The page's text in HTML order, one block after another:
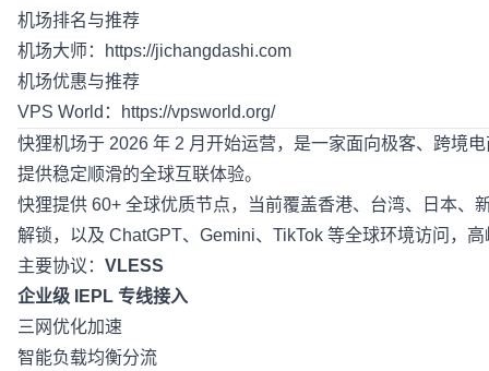
机场排名与推荐
机场大师：
https://jichangdashi.com
机场优惠与推荐
VPS World：
https://vpsworld.org/
快狸机场于 2026 年 2 月开始运营，是一家面向极客、跨境
提供稳定顺滑的全球互联体验。
快狸提供 60+ 全球优质节点，当前覆盖香港、台湾、日本
解锁，以及 ChatGPT、Gemini、TikTok 等全球环境访问，
主要协议： VLESS
企业级 IEPL 专线接入
三网优化加速
智能负载均衡分流